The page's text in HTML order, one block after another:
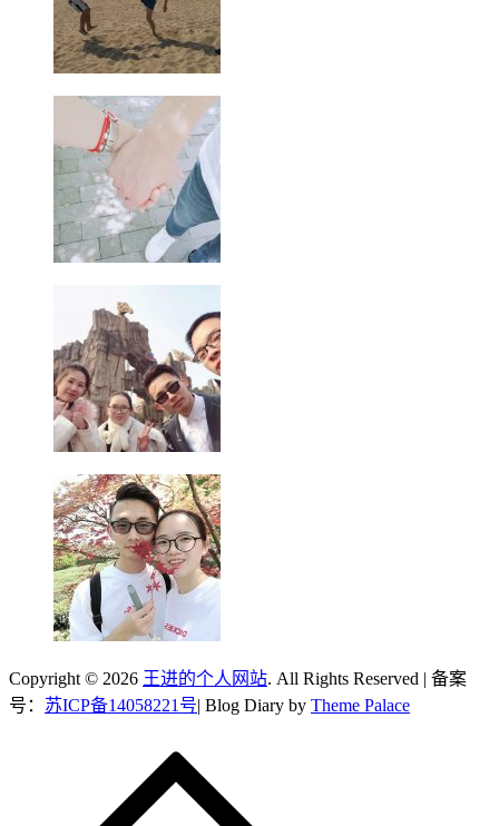
Copyright © 2026 王进的个人网站. All Rights Reserved | 备案
号： 苏ICP备14058221号| Blog Diary by Theme Palace